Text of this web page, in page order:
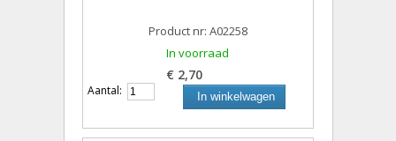
Product nr: A02258
In voorraad
€ 2,70
Aantal: In winkelwagen